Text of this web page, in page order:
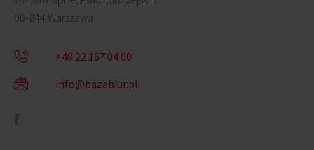
00-844 Warszawa
+48 22 167 04 00
info@bazabiur.pl